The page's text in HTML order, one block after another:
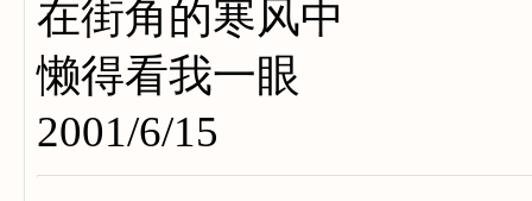
在街角的寒风中
懒得看我一眼
2001/6/15